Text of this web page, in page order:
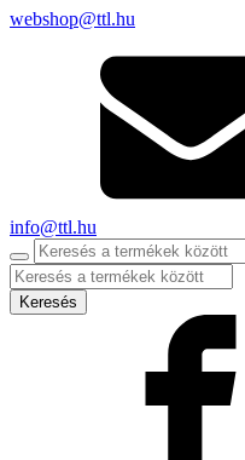
webshop@ttl.hu
info@ttl.hu
Products
search
Keresés